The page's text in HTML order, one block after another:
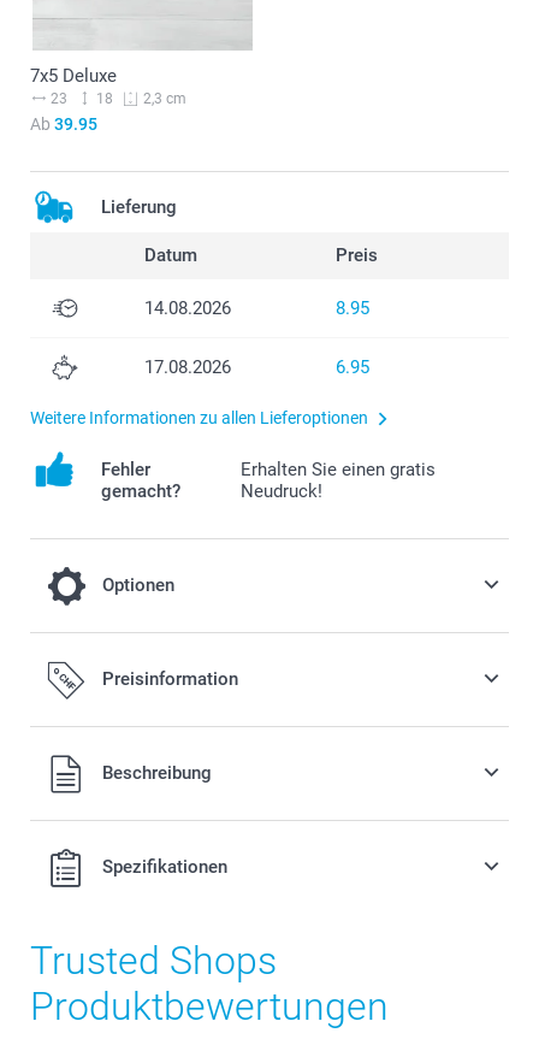
7x5 Deluxe
23 18 2,3 cm
Ab 39.95
Lieferung
Datum Preis
14.08.2026 8.95
17.08.2026 6.95
Weitere Informationen zu allen Lieferoptionen
Fehler
gemacht?
Erhalten Sie einen gratis
Neudruck!
Optionen
Sommerliche Temperaturen?
2.50/Stück
Preisinformation
Alle Preise verstehen sich in Schweizer Franken (CHF) inkl.
MwSt. und zzgl. Versandkosten.
Beschreibung
Spezifikationen
Trusted Shops
Produktbewertungen